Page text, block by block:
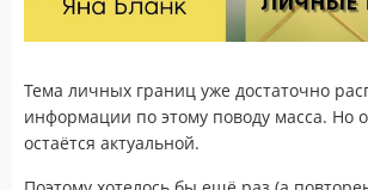
Тема личных границ уже достаточно
информации по этому поводу масса. Но
остаётся актуальной.